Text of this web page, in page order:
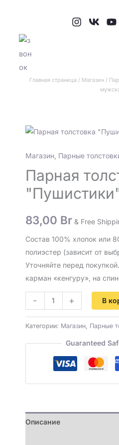
содержимому
Главная страница / Магазин /
Магазин Парные
Парная
83,00 Br & Free
Состав 100% хлопок или
полиэстер (зависит от
Уточняйте перед
карман «кенгуру», на
-
Количество
Парная
толстовка
"Пушистики"
мужская
+ В
Категории: Магазин, Парные
Guaranteed
Описание